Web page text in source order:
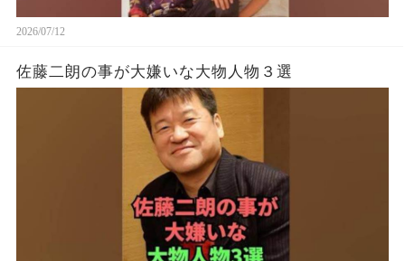
2026/07/12
佐藤二朗の事が大嫌いな大物人物３選